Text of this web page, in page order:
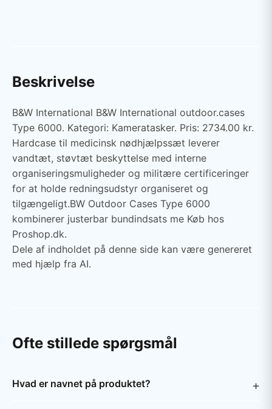
Beskrivelse
B&W International B&W International outdoor.cases
Type 6000. Kategori: Kameratasker. Pris: 2734.00 kr.
Hardcase til medicinsk nødhjælpssæt leverer
vandtæt, støvtæt beskyttelse med interne
organiseringsmuligheder og militære certificeringer
for at holde redningsudstyr organiseret og
tilgængeligt.BW Outdoor Cases Type 6000
kombinerer justerbar bundindsats me Køb hos
Proshop.dk.
Dele af indholdet på denne side kan være genereret
med hjælp fra AI.
Ofte stillede spørgsmål
Hvad er navnet på produktet?